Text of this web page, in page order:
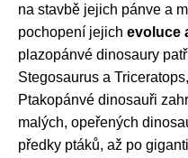
na stavbě jejich pánve a
pochopení jejich evoluce
plazopánvé dinosaury
Stegosaurus a
Ptakopánvé dinosauři
malých, opeřených
předky ptáků, až po